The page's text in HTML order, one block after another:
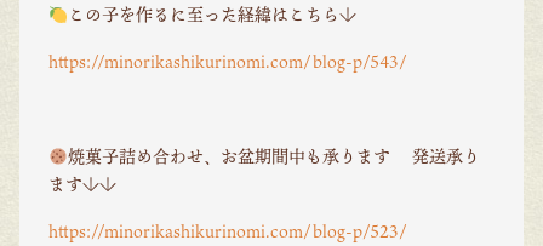
この子を作るに至った経緯はこちら↓
https://minorikashikurinomi.com/blog-p/543/
焼菓子詰め合わせ、お盆期間中も承ります 発送承り
ます↓↓
https://minorikashikurinomi.com/blog-p/523/